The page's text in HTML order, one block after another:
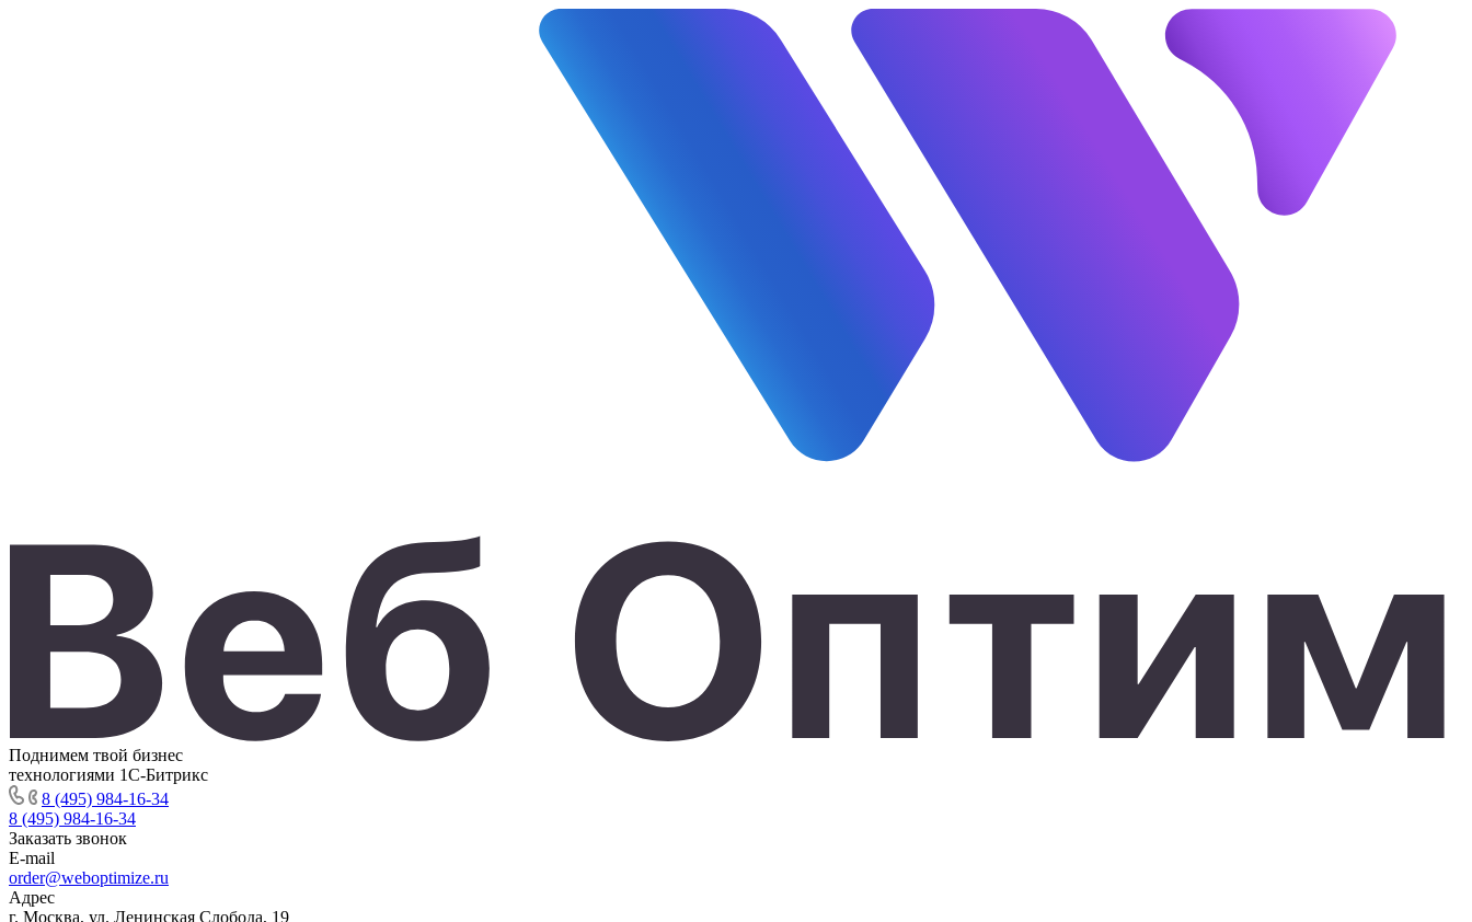
Поднимем твой бизнес
технологиями 1С-Битрикс
8 (495) 984-16-34
8 (495) 984-16-34
Заказать звонок
E-mail
order@weboptimize.ru
Адрес
г. Москва, ул. Ленинская Слобода, 19